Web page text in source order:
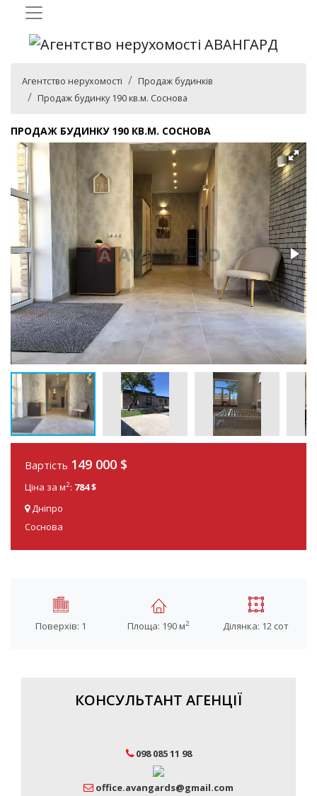
Агентство нерухомості
Продаж будинків
Продаж будинку 190 кв.м. Соснова
ПРОДАЖ БУДИНКУ 190 КВ.М. СОСНОВА
Вартість 149 000 $
Ціна за м2: 784 $
Дніпро
Соснова
Поверхів: 1 Площа: 190 м2 Ділянка: 12 сот
КОНСУЛЬТАНТ АГЕНЦІЇ
098 085 11 98
office.avangards@gmail.com